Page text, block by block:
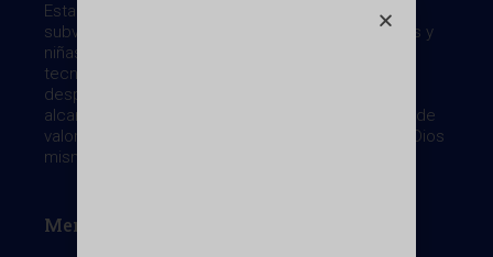
Establecimiento de Educación General Básica
subvencionado. Desde 1898 ayudando a los niños y
niñas, en una sociedad desarrollada científica y
tecnológicamente, impidiendoles la
despersonalización y la masificación, haciéndoles
alcanzar la libertad interna, gracias a la formación de
valores, que nos entrega el Evangelio cuyo fin es Dios
mismo, centrado en la persona de Cristo.
Menu